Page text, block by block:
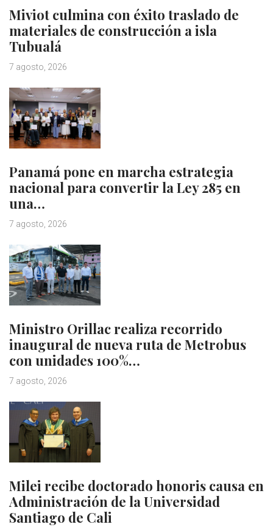
Miviot culmina con éxito traslado de
materiales de construcción a isla
Tubualá
7 agosto, 2026
Panamá pone en marcha estrategia
nacional para convertir la Ley 285 en
una…
7 agosto, 2026
Ministro Orillac realiza recorrido
inaugural de nueva ruta de Metrobus
con unidades 100%…
7 agosto, 2026
Milei recibe doctorado honoris causa en
Administración de la Universidad
Santiago de Cali